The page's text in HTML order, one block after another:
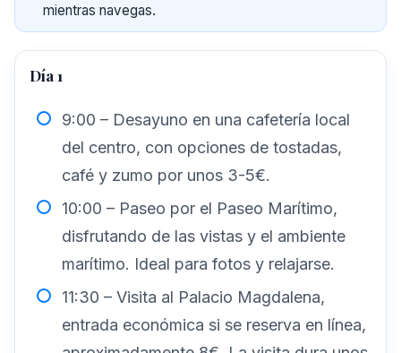
mientras navegas.
Día 1
9:00 – Desayuno en una cafetería local
del centro, con opciones de tostadas,
café y zumo por unos 3-5€.
10:00 – Paseo por el Paseo Marítimo,
disfrutando de las vistas y el ambiente
marítimo. Ideal para fotos y relajarse.
11:30 – Visita al Palacio Magdalena,
entrada económica si se reserva en línea,